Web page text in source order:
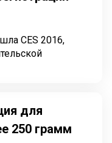
CES 2016,
для
250 грамм